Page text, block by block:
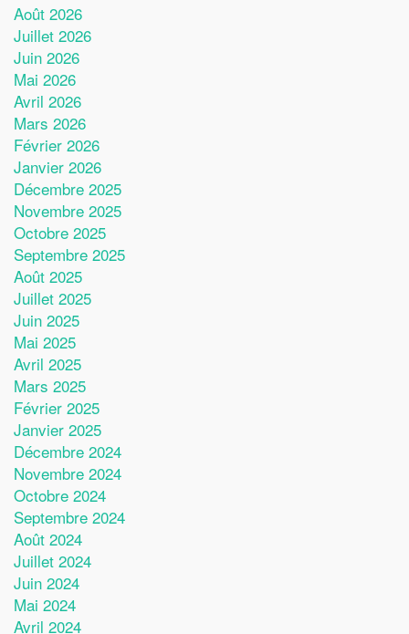
Août 2026
Juillet 2026
Juin 2026
Mai 2026
Avril 2026
Mars 2026
Février 2026
Janvier 2026
Décembre 2025
Novembre 2025
Octobre 2025
Septembre 2025
Août 2025
Juillet 2025
Juin 2025
Mai 2025
Avril 2025
Mars 2025
Février 2025
Janvier 2025
Décembre 2024
Novembre 2024
Octobre 2024
Septembre 2024
Août 2024
Juillet 2024
Juin 2024
Mai 2024
Avril 2024